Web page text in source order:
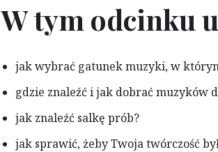
W tym odcinku
jak wybrać gatunek muzyki, w
gdzie znaleźć i jak dobrać muzyków
jak znaleźć salkę prób?
jak sprawić, żeby Twoja twórczość